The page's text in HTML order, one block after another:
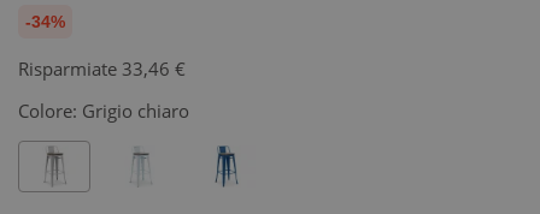
-34%
Risparmiate 33,46 €
Colore: Grigio chiaro